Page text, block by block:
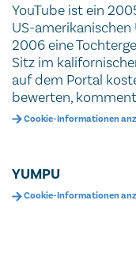
YouTube ist ein
US-amerikanischen
2006 eine
Sitz im
auf dem Portal
bewerten,
Cookie-Informationen
YUMPU
Cookie-Informationen